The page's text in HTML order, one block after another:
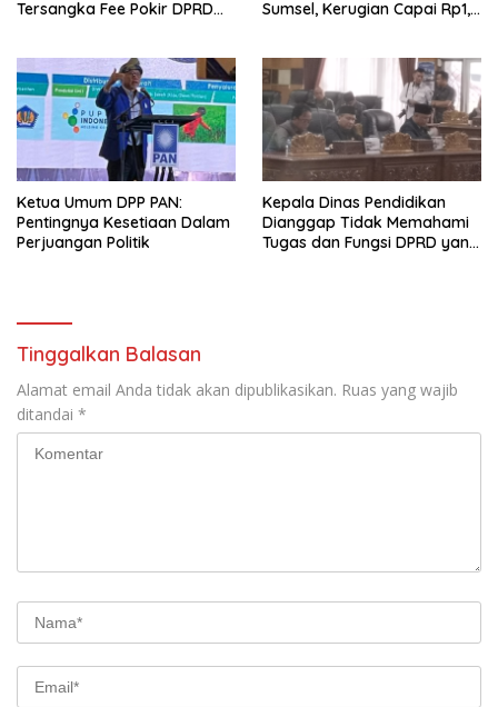
Tersangka Fee Pokir DPRD
Sumsel, Kerugian Capai Rp1,2
Ketua Umum DPP PAN:
Pentingnya Kesetiaan Dalam
Perjuangan Politik
Kepala Dinas Pendidikan
Dianggap Tidak Memahami
Tugas dan Fungsi DPRD yang
Tinggalkan Balasan
Alamat email Anda tidak akan dipublikasikan. Ruas yang wajib
ditandai *